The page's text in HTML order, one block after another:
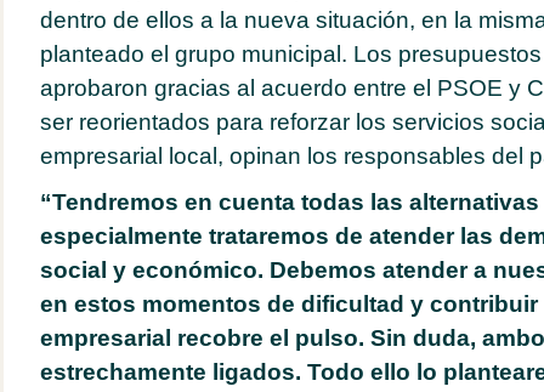
dentro de ellos a la nueva situación, en la
planteado el grupo municipal. Los
aprobaron gracias al acuerdo entre el PSOE y
ser reorientados para reforzar los servicios
empresarial local, opinan los responsables del
“Tendremos en cuenta todas las
especialmente trataremos de atender las
social y económico. Debemos atender a
en estos momentos de dificultad y
empresarial recobre el pulso. Sin duda,
estrechamente ligados. Todo ello lo